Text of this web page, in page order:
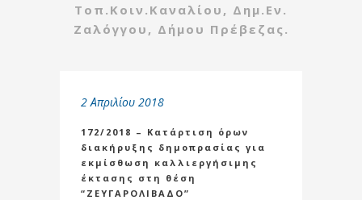
Τοπ.Κοιν.Καναλίου, Δημ.Εν.
Ζαλόγγου, Δήμου Πρέβεζας.
2 Απριλίου 2018
172/2018 – Κατάρτιση όρων
διακήρυξης δημοπρασίας για
εκμίσθωση καλλιεργήσιμης
έκτασης στη θέση
“ΖΕΥΓΑΡΟΛΙΒΑΔΟ”